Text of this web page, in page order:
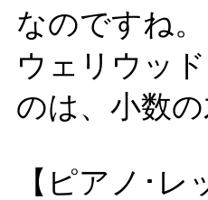
なのですね。
ウェリウッ
のは、小数
【ピアノ･レ